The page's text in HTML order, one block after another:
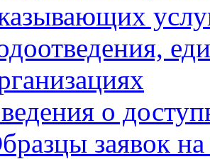
о
заявок